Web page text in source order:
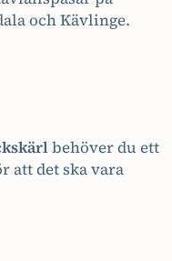
och Kävlinge.
behöver du ett
att det ska vara